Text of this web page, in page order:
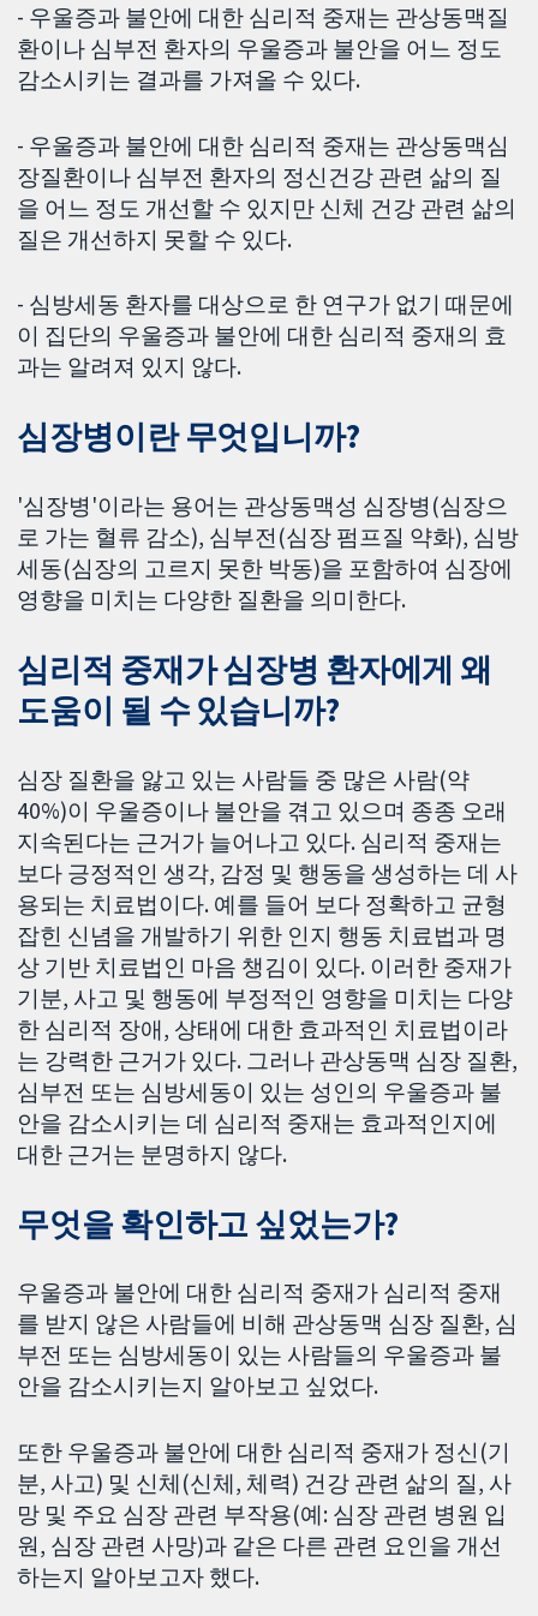
- 우울증과 불안에 대한 심리적 중재는 관상동맥질
환이나 심부전 환자의 우울증과 불안을 어느 정도
감소시키는 결과를 가져올 수 있다.
- 우울증과 불안에 대한 심리적 중재는 관상동맥심
장질환이나 심부전 환자의 정신건강 관련 삶의 질
을 어느 정도 개선할 수 있지만 신체 건강 관련 삶의
질은 개선하지 못할 수 있다.
- 심방세동 환자를 대상으로 한 연구가 없기 때문에
이 집단의 우울증과 불안에 대한 심리적 중재의 효
과는 알려져 있지 않다.
심장병이란 무엇입니까?
'심장병'이라는 용어는 관상동맥성 심장병(심장으
로 가는 혈류 감소), 심부전(심장 펌프질 약화), 심방
세동(심장의 고르지 못한 박동)을 포함하여 심장에
영향을 미치는 다양한 질환을 의미한다.
심리적 중재가 심장병 환자에게 왜
도움이 될 수 있습니까?
심장 질환을 앓고 있는 사람들 중 많은 사람(약
40%)이 우울증이나 불안을 겪고 있으며 종종 오래
지속된다는 근거가 늘어나고 있다. 심리적 중재는
보다 긍정적인 생각, 감정 및 행동을 생성하는 데 사
용되는 치료법이다. 예를 들어 보다 정확하고 균형
잡힌 신념을 개발하기 위한 인지 행동 치료법과 명
상 기반 치료법인 마음 챙김이 있다. 이러한 중재가
기분, 사고 및 행동에 부정적인 영향을 미치는 다양
한 심리적 장애, 상태에 대한 효과적인 치료법이라
는 강력한 근거가 있다. 그러나 관상동맥 심장 질환,
심부전 또는 심방세동이 있는 성인의 우울증과 불
안을 감소시키는 데 심리적 중재는 효과적인지에
대한 근거는 분명하지 않다.
무엇을 확인하고 싶었는가?
우울증과 불안에 대한 심리적 중재가 심리적 중재
를 받지 않은 사람들에 비해 관상동맥 심장 질환, 심
부전 또는 심방세동이 있는 사람들의 우울증과 불
안을 감소시키는지 알아보고 싶었다.
또한 우울증과 불안에 대한 심리적 중재가 정신(기
분, 사고) 및 신체(신체, 체력) 건강 관련 삶의 질, 사
망 및 주요 심장 관련 부작용(예: 심장 관련 병원 입
원, 심장 관련 사망)과 같은 다른 관련 요인을 개선
하는지 알아보고자 했다.